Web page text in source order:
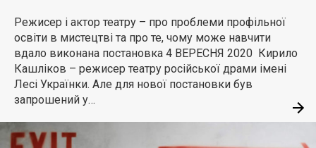
Режисер і актор театру – про проблеми профільної
освіти в мистецтві та про те, чому може навчити
вдало виконана постановка 4 ВЕРЕСНЯ 2020 Кирило
Кашліков – режисер театру російської драми імені
Лесі Українки. Але для нової постановки був
запрошений у…